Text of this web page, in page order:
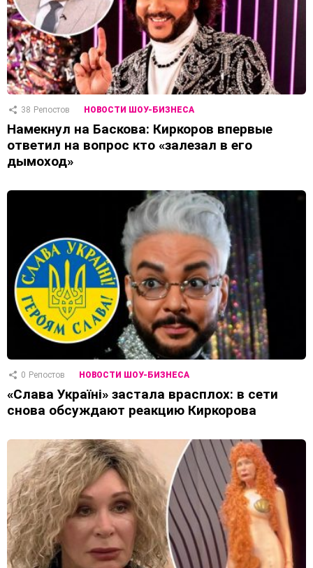
38 Репостов НОВОСТИ ШОУ-БИЗНЕСА
Намекнул на Баскова: Киркоров впервые
ответил на вопрос кто «залезал в его
дымоход»
0 Репостов НОВОСТИ ШОУ-БИЗНЕСА
«Слава Україні» застала врасплох: в сети
снова обсуждают реакцию Киркорова